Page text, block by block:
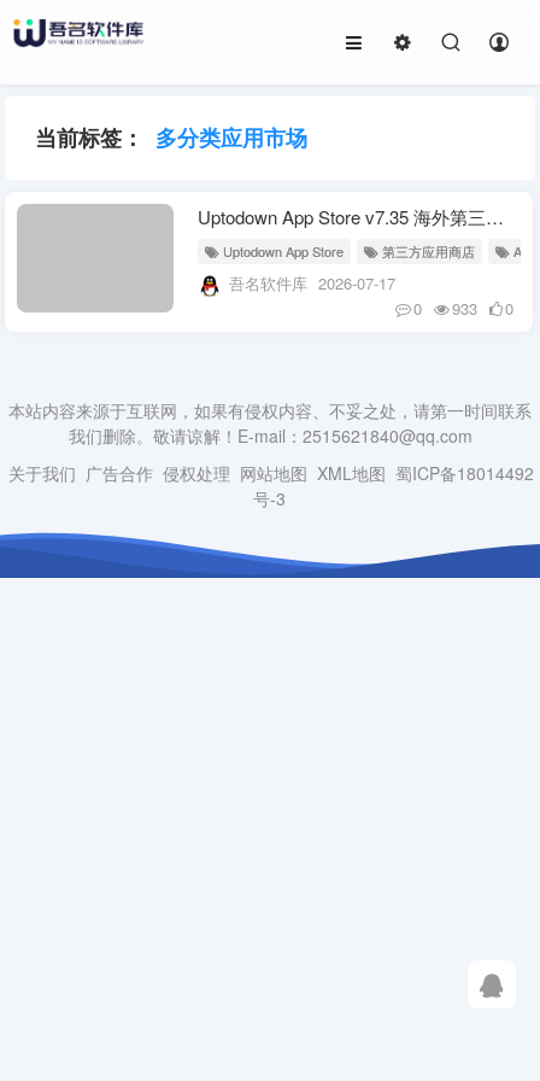
当前标签： 多分类应用市场
Uptodown App Store v7.35 海外第三方应用商店 安卓APK下载工具
Uptodown App Store 第三方应用商店
吾名软件库 2026-07-17
0
933 0
本站内容来源于互联网，如果有侵权内容、不妥之处，请第一时间联系
我们删除。敬请谅解！E-mail：2515621840@qq.com
关于我们 广告合作 侵权处理 网站地图 XML地图 蜀ICP备18014492
号-3